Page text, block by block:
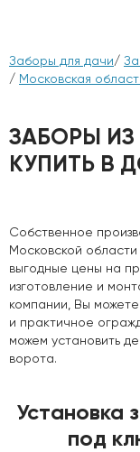
Заборы для дачи/
/ Московская
ЗАБОРЫ
КУПИТЬ В
Собственное
Московской
выгодные цены на
изготовление и
компании, Вы
и практичное
можем установить
ворота.
Установка
под